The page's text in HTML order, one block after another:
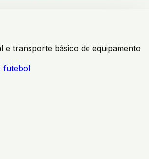
e transporte básico de equipamento
futebol